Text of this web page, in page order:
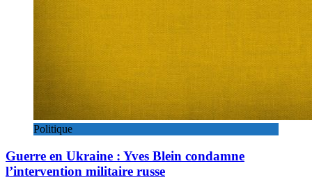
Politique
Guerre en Ukraine : Yves Blein condamne
l’intervention militaire russe